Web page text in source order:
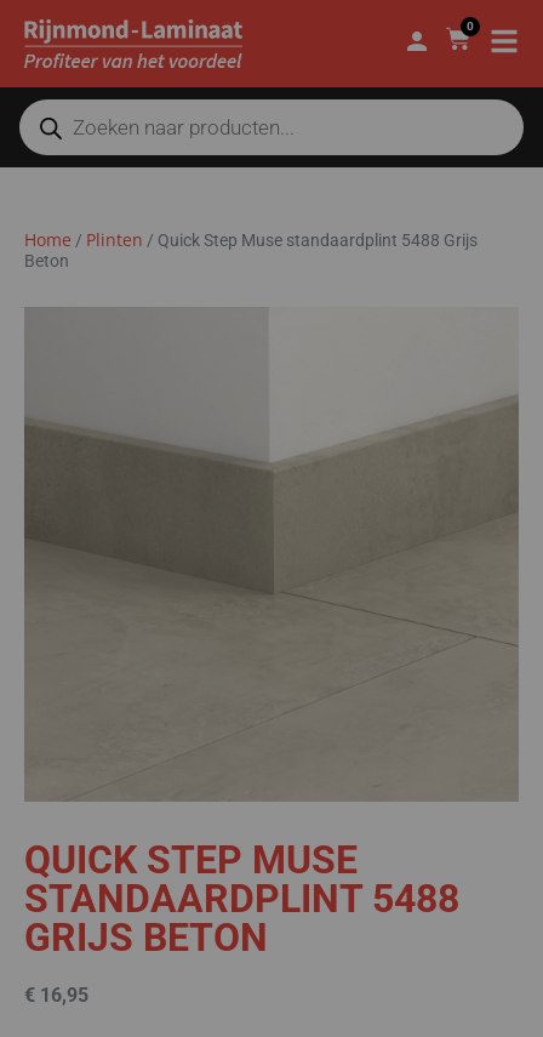
0
Home / Plinten / Quick Step Muse standaardplint 5488 Grijs
Beton
QUICK STEP MUSE
STANDAARDPLINT 5488
GRIJS BETON
€ 16,95